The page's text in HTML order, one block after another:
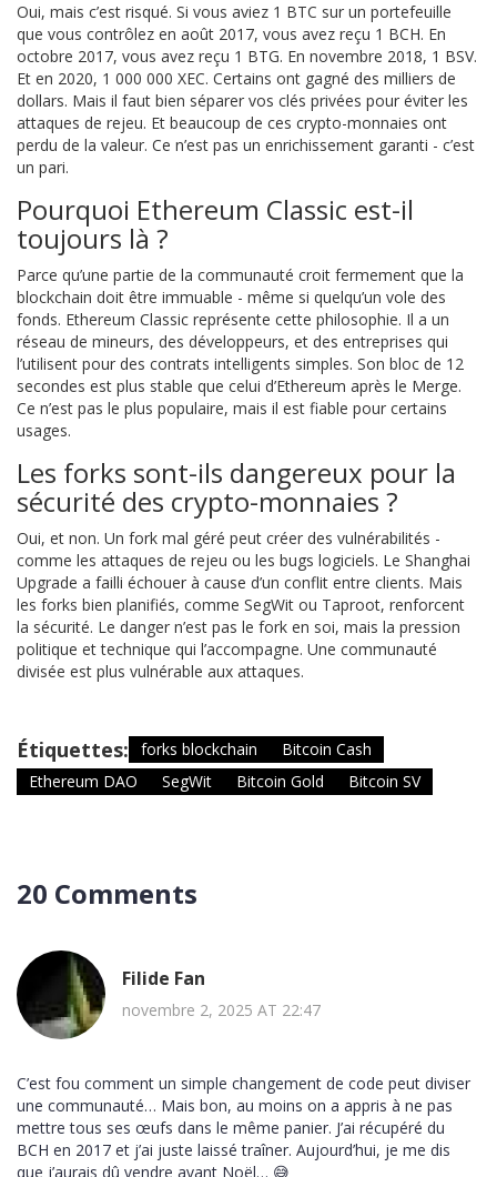
Oui, mais c’est risqué. Si vous aviez 1 BTC sur un portefeuille
que vous contrôlez en août 2017, vous avez reçu 1 BCH. En
octobre 2017, vous avez reçu 1 BTG. En novembre 2018, 1 BSV.
Et en 2020, 1 000 000 XEC. Certains ont gagné des milliers de
dollars. Mais il faut bien séparer vos clés privées pour éviter les
attaques de rejeu. Et beaucoup de ces crypto-monnaies ont
perdu de la valeur. Ce n’est pas un enrichissement garanti - c’est
un pari.
Pourquoi Ethereum Classic est-il
toujours là ?
Parce qu’une partie de la communauté croit fermement que la
blockchain doit être immuable - même si quelqu’un vole des
fonds. Ethereum Classic représente cette philosophie. Il a un
réseau de mineurs, des développeurs, et des entreprises qui
l’utilisent pour des contrats intelligents simples. Son bloc de 12
secondes est plus stable que celui d’Ethereum après le Merge.
Ce n’est pas le plus populaire, mais il est fiable pour certains
usages.
Les forks sont-ils dangereux pour la
sécurité des crypto-monnaies ?
Oui, et non. Un fork mal géré peut créer des vulnérabilités -
comme les attaques de rejeu ou les bugs logiciels. Le Shanghai
Upgrade a failli échouer à cause d’un conflit entre clients. Mais
les forks bien planifiés, comme SegWit ou Taproot, renforcent
la sécurité. Le danger n’est pas le fork en soi, mais la pression
politique et technique qui l’accompagne. Une communauté
divisée est plus vulnérable aux attaques.
Étiquettes: forks blockchain
Bitcoin Cash
Ethereum DAO
SegWit Bitcoin Gold Bitcoin SV
20 Comments
Filide Fan
novembre 2, 2025 AT 22:47
C’est fou comment un simple changement de code peut diviser
une communauté… Mais bon, au moins on a appris à ne pas
mettre tous ses œufs dans le même panier. J’ai récupéré du
BCH en 2017 et j’ai juste laissé traîner. Aujourd’hui, je me dis
que j’aurais dû vendre avant Noël… 😅